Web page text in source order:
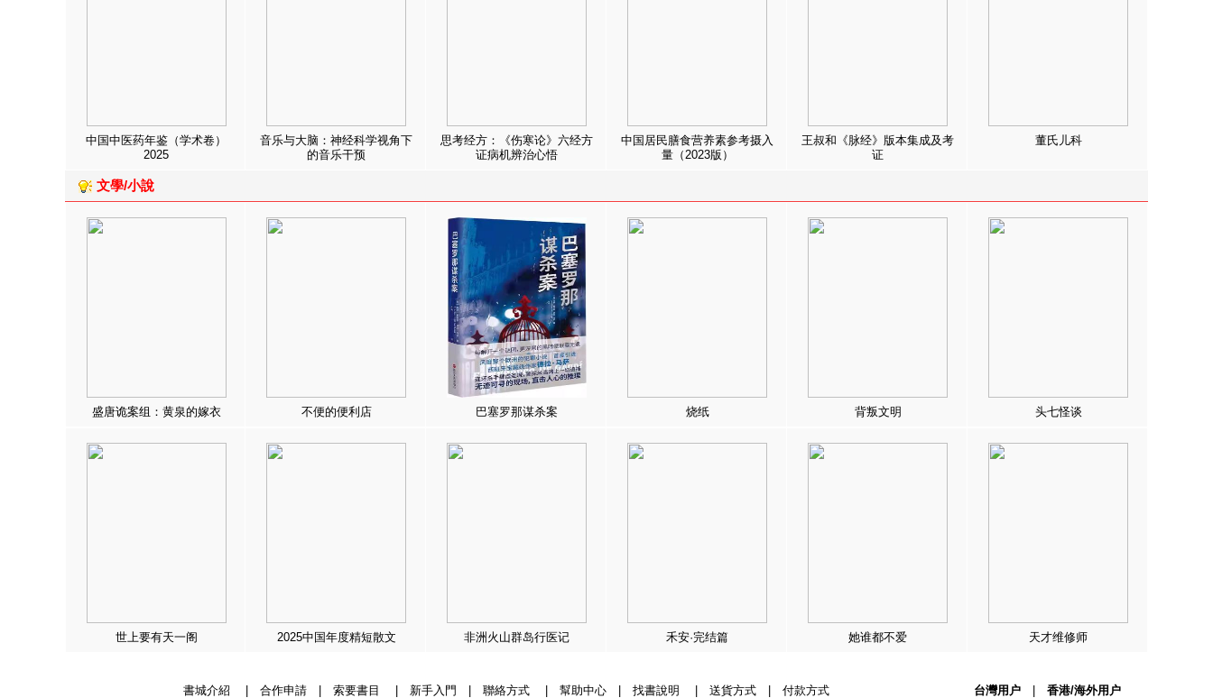
中国中医药年鉴（学术卷）
2025
音乐与大脑：神经科学视角下
的音乐干预
思考经方：《伤寒论》六经方
证病机辨治心悟
中国居民膳食营养素参考摄入
量（2023版）
王叔和《脉经》版本集成及考
证
董氏儿科
文學/小說
盛唐诡案组：黄泉的嫁衣 不便的便利店 巴塞罗那谋杀案 烧纸 背叛文明 头七怪谈
世上要有天一阁 2025中国年度精短散文 非洲火山群岛行医记 禾安·完结篇 她谁都不爱 天才维修师
書城介紹 合作申請| 索要書目 新手入門 聯絡方式| 幫助中心| 找書說明 送貨方式| 付款方式 台灣用户 香港/海外用户